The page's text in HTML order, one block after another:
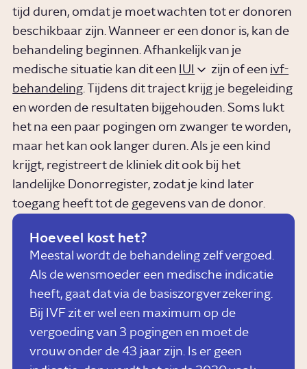
tijd duren, omdat je moet wachten tot er donoren
beschikbaar zijn. Wanneer er een donor is, kan de
behandeling beginnen. Afhankelijk van je
medische situatie kan dit een IUI zijn of een ivf-
behandeling. Tijdens dit traject krijg je begeleiding
en worden de resultaten bijgehouden. Soms lukt
het na een paar pogingen om zwanger te worden,
maar het kan ook langer duren. Als je een kind
krijgt, registreert de kliniek dit ook bij het
landelijke Donorregister, zodat je kind later
toegang heeft tot de gegevens van de donor.
Hoeveel kost het?
Meestal wordt de behandeling zelf vergoed.
Als de wensmoeder een medische indicatie
heeft, gaat dat via de basiszorgverzekering.
Bij IVF zit er wel een maximum op de
vergoeding van 3 pogingen en moet de
vrouw onder de 43 jaar zijn. Is er geen